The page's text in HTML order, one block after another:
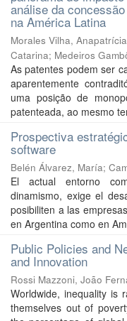
análise da
na América Latina
Morales Vilha, Anapatrícia
Catarina; Medeiros
As patentes podem ser
aparentemente
uma posição de
patenteada, ao mesmo
Prospectiva
software
Belén Álvarez, María;
El actual entorno
dinamismo, exige el
posibiliten a las
en Argentina como en
Public Policies and
and Innovation
Rossi Mazzoni, João
Worldwide, inequality is
themselves out of